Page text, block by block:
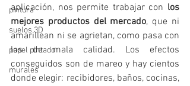
pintura
suelos 3D
papel pintado
murales
aplicación, nos permite trabajar con los
mejores productos del mercado, que ni
amarillean ni se agrietan, como pasa con
los de mala calidad. Los efectos
conseguidos son de mareo y hay cientos
donde elegir: recibidores, baños, cocinas,